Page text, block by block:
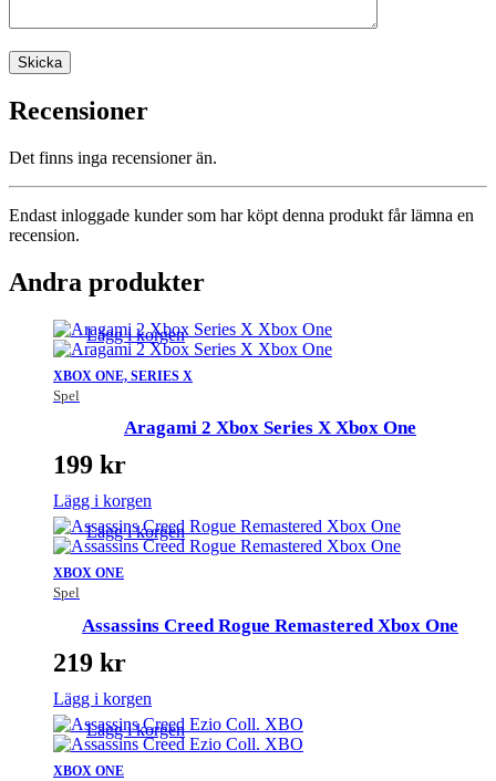
Recensioner
Det finns inga recensioner än.
Endast inloggade kunder som har köpt denna produkt får lämna en
recension.
Andra produkter
XBOX ONE, SERIES X
Spel
Lägg i korgen
Aragami 2 Xbox Series X Xbox One
199 kr
Lägg i korgen
XBOX ONE
Spel
Lägg i korgen
Assassins Creed Rogue Remastered Xbox One
219 kr
Lägg i korgen
XBOX ONE
Lägg i korgen